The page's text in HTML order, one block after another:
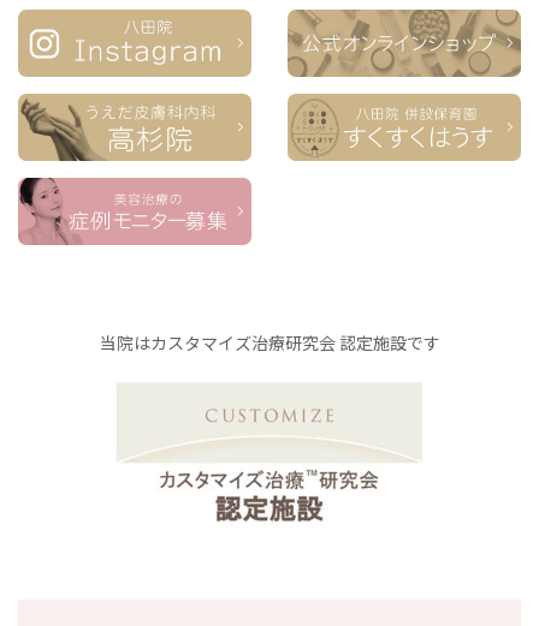
当院はカスタマイズ治療研究会 認定施設です